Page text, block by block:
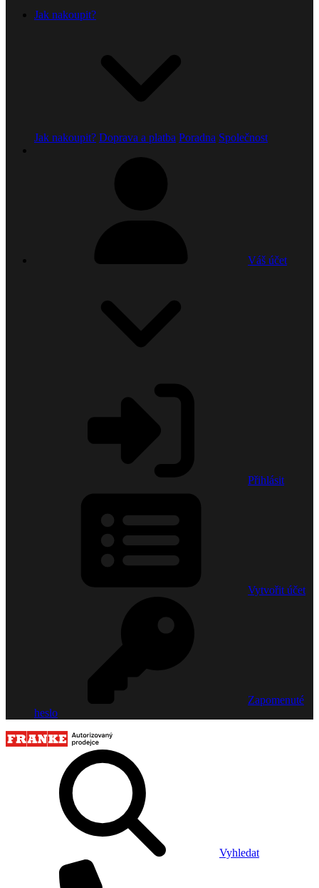
Jak nakoupit?
Jak nakoupit? Doprava a platba Poradna Společnost
Váš účet
Přihlásit
Vytvořit účet
Zapomenuté
heslo
Vyhledat